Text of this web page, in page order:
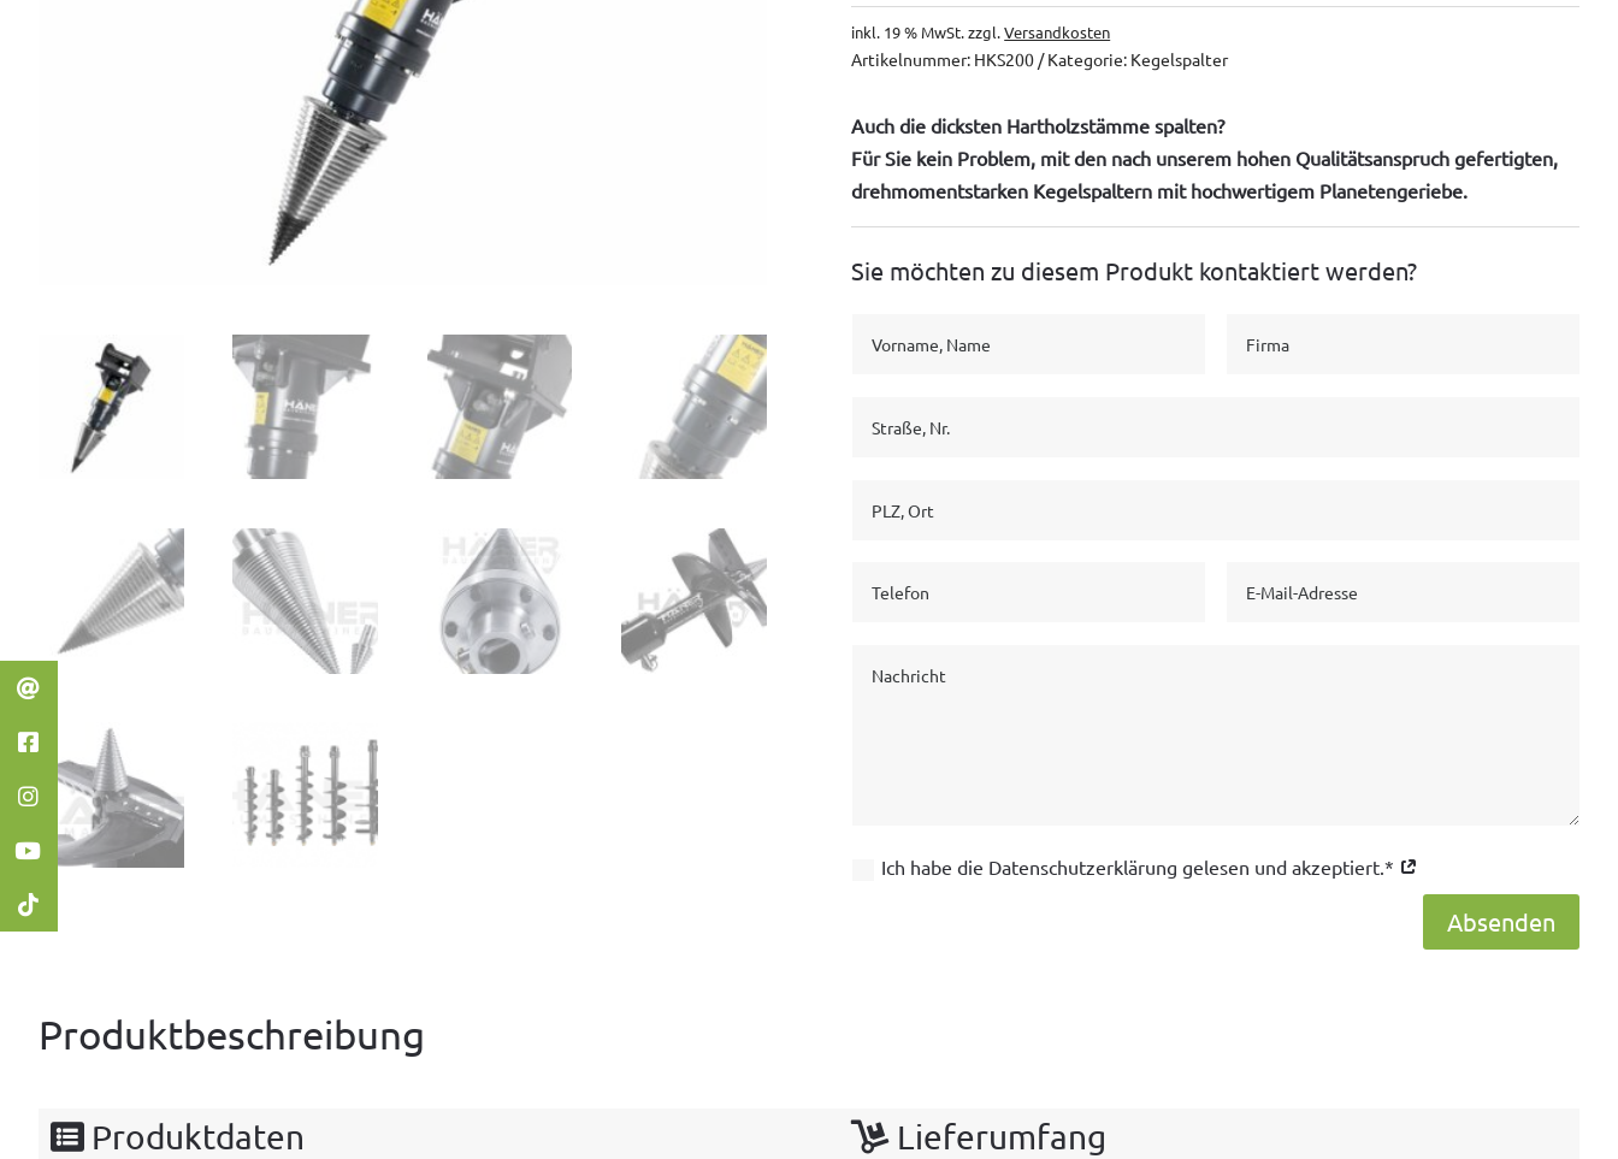
Kundenbewe
rtung
inkl. 19 % MwSt.zzgl.Versandkosten
Artikelnummer: HKS200 Kategorie: Kegelspalter
Auch die dicksten Hartholzstämme spalten?
Für Sie kein Problem, mit den nach unserem hohen Qualitätsanspruch gefertigten,
drehmomentstarken Kegelspaltern mit hochwertigem Planetengeriebe.
Sie möchten zu diesem Produkt kontaktiert werden?
Ich habe die Datenschutzerklärung gelesen und akzeptiert.*
Absenden
Produktbeschreibung
Produktdaten Lieferumfang